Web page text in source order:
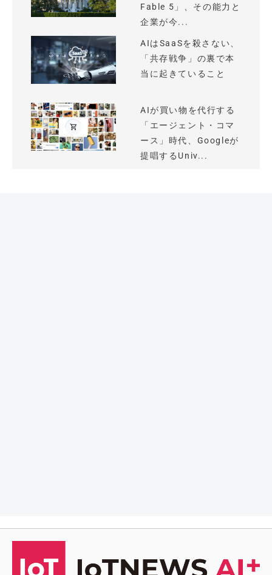
Fable 5」、その能力と
企業が今...
AIはSaaSを殺さない、
「共存戦争」の裏で本
当に起きていること
AIが買い物を代行する
「エージェント・コマ
ース」時代、Googleが
提唱するUniv...